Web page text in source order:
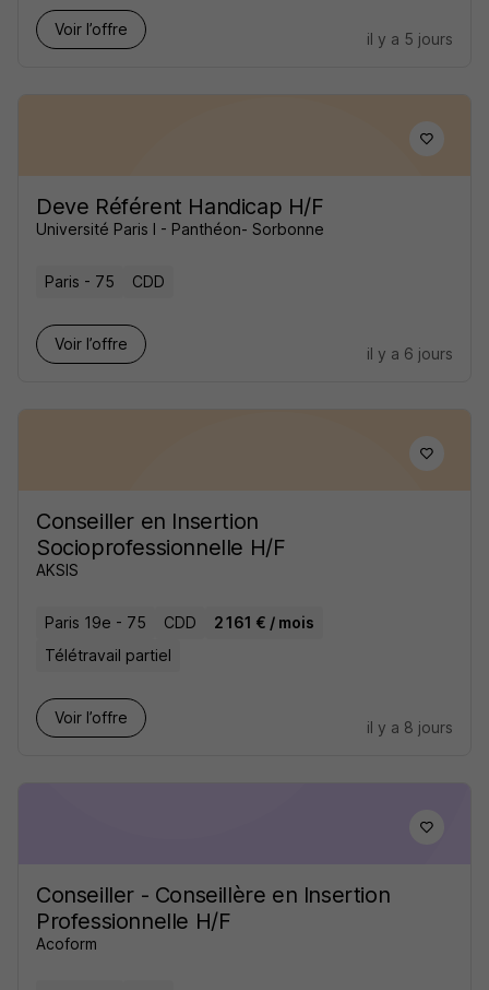
Voir l’offre
il y a 5 jours
Deve Référent Handicap H/F
Université Paris I - Panthéon- Sorbonne
Paris - 75 CDD
Voir l’offre
il y a 6 jours
Conseiller en Insertion
Socioprofessionnelle H/F
AKSIS
Paris 19e - 75 CDD
2 161 € / mois
Télétravail partiel
Voir l’offre
il y a 8 jours
Conseiller - Conseillère en Insertion
Professionnelle H/F
Acoform